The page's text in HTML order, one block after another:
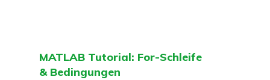
MATLAB Tutorial: For-Schleife
& Bedingungen